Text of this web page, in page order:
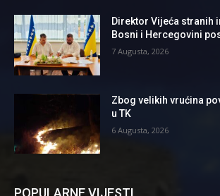
Direktor Vijeća stranih
Bosni i Hercegovini
7 Augusta, 2026
Zbog velikih vrućina
u TK
6 Augusta, 2026